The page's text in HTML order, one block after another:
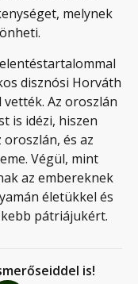
melynek
disznósi Horváth
Az oroszlán
is idézi, hiszen
és az
Végül, mint
az embereknek
életükkel és
pátriájukért.
is!